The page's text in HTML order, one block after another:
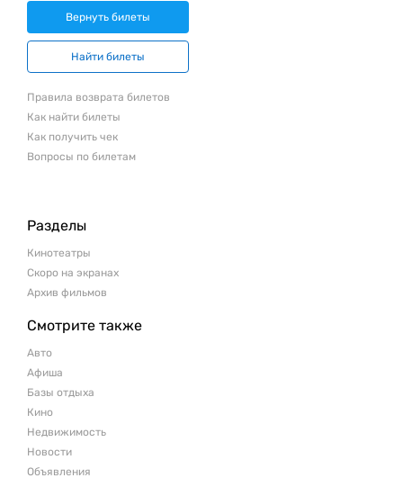
Вернуть билеты
Найти билеты
Правила возврата билетов
Как найти билеты
Как получить чек
Вопросы по билетам
Разделы
Кинотеатры
Скоро на экранах
Архив фильмов
Смотрите также
Авто
Афиша
Базы отдыха
Кино
Недвижимость
Новости
Объявления